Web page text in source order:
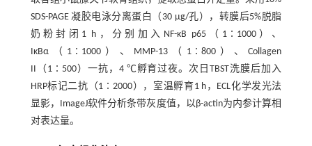
SDS-PAGE 凝胶电泳分离蛋白（30 μg/孔），转膜后5%脱脂
奶粉封闭1 h，分别加入NF-κB p65（1∶1000）、
IκBα（1∶1000）、MMP-13（1∶800）、Collagen
II（1∶500）一抗，4 ℃孵育过夜。次日TBST洗膜后加入
HRP标记二抗（1∶2000），室温孵育1 h，ECL化学发光法
显影，ImageJ软件分析条带灰度值，以β-actin为内参计算相
对表达量。